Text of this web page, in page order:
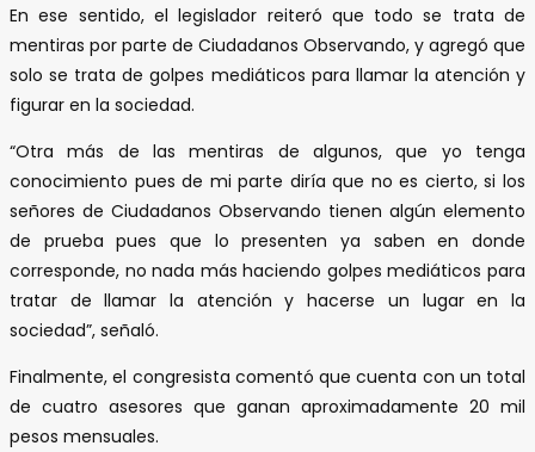
En ese sentido, el legislador reiteró que todo se trata de
mentiras por parte de Ciudadanos Observando, y agregó que
solo se trata de golpes mediáticos para llamar la atención y
figurar en la sociedad.
“Otra más de las mentiras de algunos, que yo tenga
conocimiento pues de mi parte diría que no es cierto, si los
señores de Ciudadanos Observando tienen algún elemento
de prueba pues que lo presenten ya saben en donde
corresponde, no nada más haciendo golpes mediáticos para
tratar de llamar la atención y hacerse un lugar en la
sociedad”, señaló.
Finalmente, el congresista comentó que cuenta con un total
de cuatro asesores que ganan aproximadamente 20 mil
pesos mensuales.